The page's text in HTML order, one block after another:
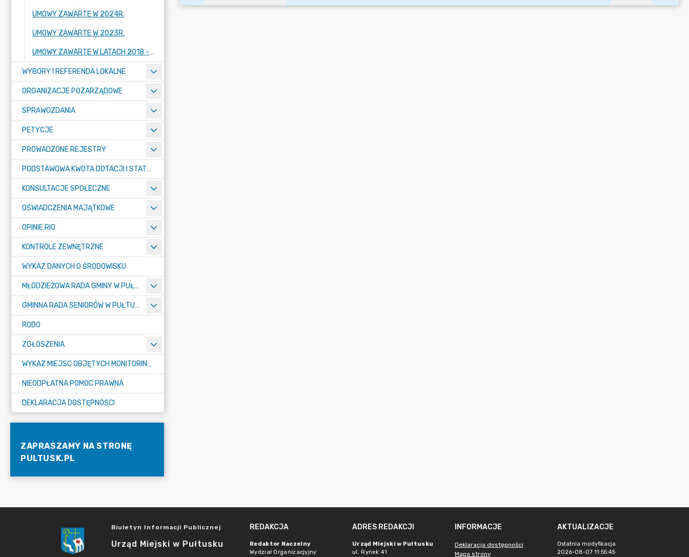
UMOWY ZAWARTE W 2024R.
UMOWY ZAWARTE W 2023R.
UMOWY ZAWARTE W LATACH 2018 - 2022
WYBORY I REFERENDA LOKALNE
ORGANIZACJE POZARZĄDOWE
SPRAWOZDANIA
PETYCJE
PROWADZONE REJESTRY
PODSTAWOWA KWOTA DOTACJI I STATYSTYCZNA LICZBA UCZNIÓW
KONSULTACJE SPOŁECZNE
OŚWIADCZENIA MAJĄTKOWE
OPINIE RIO
KONTROLE ZEWNĘTRZNE
WYKAZ DANYCH O ŚRODOWISKU
MŁODZIEŻOWA RADA GMINY W PUŁTUSKU
GMINNA RADA SENIORÓW W PUŁTUSKU
RODO
ZGŁOSZENIA
WYKAZ MIEJSC OBJĘTYCH MONITORINGIEM
NIEODPŁATNA POMOC PRAWNA
DEKLARACJA DOSTĘPNOŚCI
ZAPRASZAMY NA STRONĘ
PULTUSK.PL
Biuletyn Informacji Publicznej
Urząd Miejski w Pułtusku
REDAKCJA
Redaktor Naczelny
Wydział Organizacjyjny
ADRES REDAKCJI
Urząd Miejski w Pułtusku
ul. Rynek 41
INFORMACJE
Deklaracja dostępności
Mapa strony
AKTUALIZACJE
Ostatnia modyfikacja
2026-08-07 11:55:45